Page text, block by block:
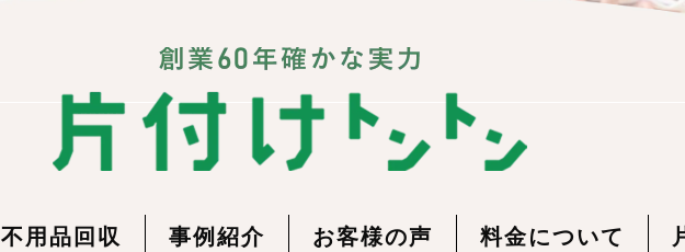
不用品回収 事例紹介 お客様の声 料金について